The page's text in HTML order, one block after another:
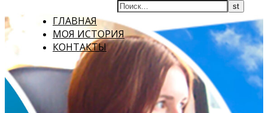
ГЛАВНАЯ
МОЯ ИСТОРИЯ
КОНТАКТЫ